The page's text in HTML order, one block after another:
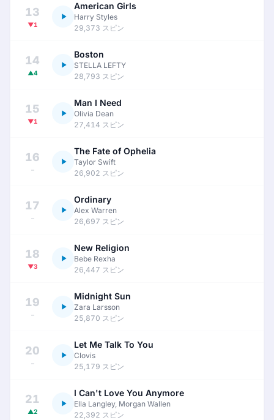
13
▼1
American Girls
Harry Styles
29,373 スピン
14
▲4
Boston
STELLA LEFTY
28,793 スピン
15
▼1
Man I Need
Olivia Dean
27,414 スピン
16
–
The Fate of Ophelia
Taylor Swift
26,902 スピン
17
–
Ordinary
Alex Warren
26,697 スピン
18
▼3
New Religion
Bebe Rexha
26,447 スピン
19
–
Midnight Sun
Zara Larsson
25,870 スピン
20
–
Let Me Talk To You
Clovis
25,179 スピン
21
▲2
I Can't Love You Anymore
Ella Langley, Morgan Wallen
22,392 スピン